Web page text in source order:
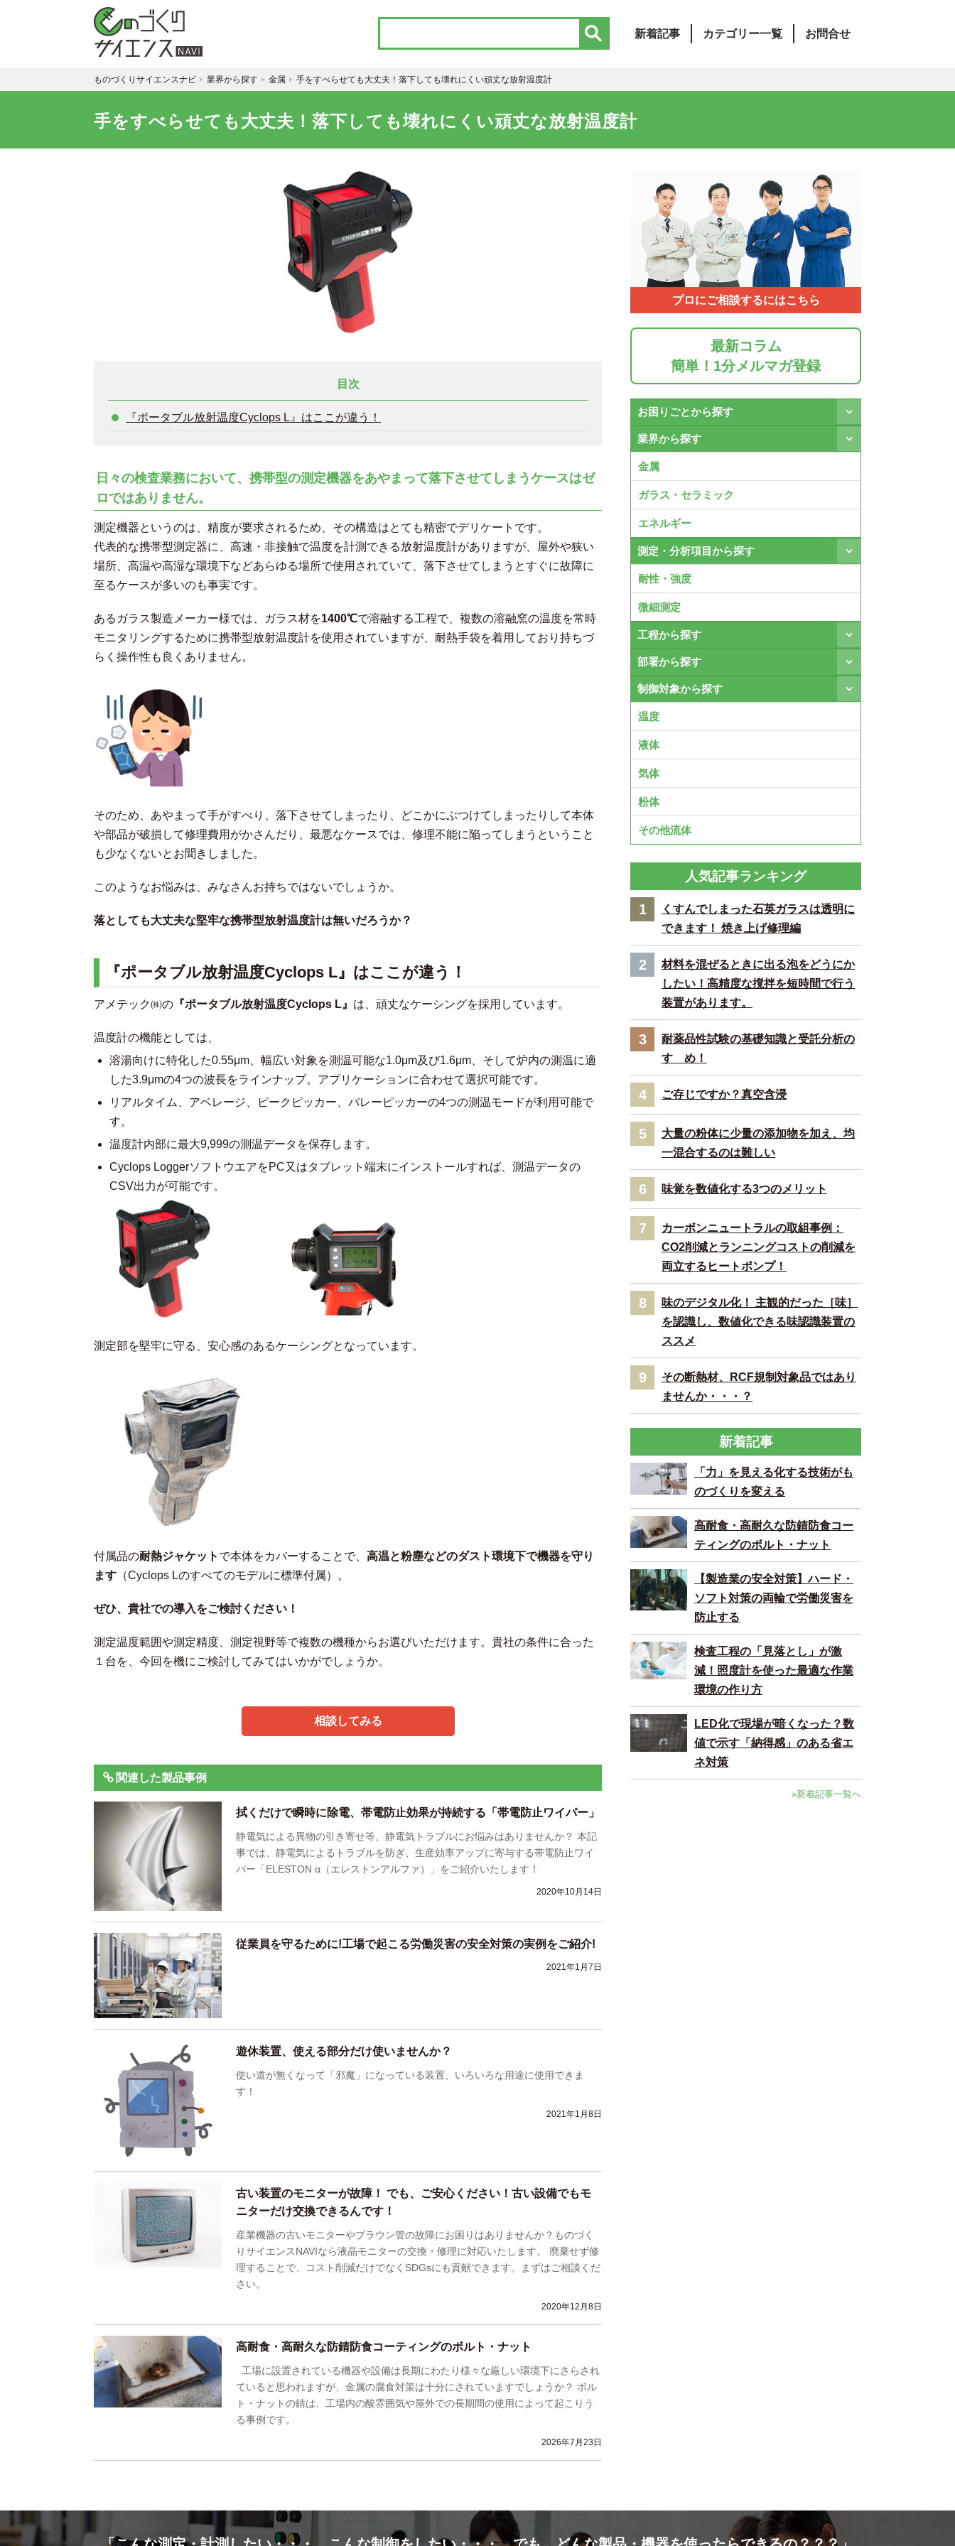
新着記事 カテゴリー一覧 お問合せ
ものづくりサイエンスナビ 業界から探す 金属 手をすべらせても大丈夫！落下しても壊れにくい頑丈な放射温度計
手をすべらせても大丈夫！落下しても壊れにくい頑丈な放射温度計
目次
『ポータブル放射温度Cyclops L』はここが違う！
日々の検査業務において、携帯型の測定機器をあやまって落下させてしまうケースはゼ
ロではありません。
測定機器というのは、精度が要求されるため、その構造はとても精密でデリケートです。
代表的な携帯型測定器に、高速・非接触で温度を計測できる放射温度計がありますが、屋外や狭い
場所、高温や高湿な環境下などあらゆる場所で使用されていて、落下させてしまうとすぐに故障に
至るケースが多いのも事実です。
あるガラス製造メーカー様では、ガラス材を1400℃で溶融する工程で、複数の溶融窯の温度を常時
モニタリングするために携帯型放射温度計を使用されていますが、耐熱手袋を着用しており持ちづ
らく操作性も良くありません。
そのため、あやまって手がすべり、落下させてしまったり、どこかにぶつけてしまったりして本体
や部品が破損して修理費用がかさんだり、最悪なケースでは、修理不能に陥ってしまうということ
も少なくないとお聞きしました。
このようなお悩みは、みなさんお持ちではないでしょうか。
落としても大丈夫な堅牢な携帯型放射温度計は無いだろうか？
『ポータブル放射温度Cyclops L』はここが違う！
アメテック㈱の 『ポータブル放射温度Cyclops L』 は、頑丈なケーシングを採用しています。
温度計の機能としては、
溶湯向けに特化した0.55μm、幅広い対象を測温可能な1.0μm及び1.6μm、そして炉内の測温に適
した3.9μmの4つの波長をラインナップ。アプリケーションに合わせて選択可能です。
リアルタイム、アベレージ、ピークピッカー、バレーピッカーの4つの測温モードが利用可能で
す。
温度計内部に最大9,999の測温データを保存します。
Cyclops LoggerソフトウエアをPC又はタブレット端末にインストールすれば、測温データの
CSV出力が可能です。
測定部を堅牢に守る、安心感のあるケーシングとなっています。
付属品の耐熱ジャケット で本体をカバーすることで、 高温と粉塵などのダスト環境下で機器を守り
ます （Cyclops Lのすべてのモデルに標準付属）。
ぜひ、貴社での導入をご検討ください！
測定温度範囲や測定精度、測定視野等で複数の機種からお選びいただけます。貴社の条件に合った
１台を、今回を機にご検討してみてはいかがでしょうか。
相談してみる
関連した製品事例
拭くだけで瞬時に除電、帯電防止効果が持続する「帯電防止ワイパー」
静電気による異物の引き寄せ等、静電気トラブルにお悩みはありませんか？ 本記
事では、静電気によるトラブルを防ぎ、生産効率アップに寄与する帯電防止ワイ
パー「ELESTON α（エレストンアルファ）」をご紹介いたします！
2020年10月14日
従業員を守るために!工場で起こる労働災害の安全対策の実例をご紹介!
2021年1月7日
遊休装置、使える部分だけ使いませんか？
使い道が無くなって「邪魔」になっている装置、いろいろな用途に使用できま
す！
2021年1月8日
古い装置のモニターが故障！ でも、ご安心ください！古い設備でもモ
ニターだけ交換できるんです！
産業機器の古いモニターやブラウン管の故障にお困りはありませんか？ものづく
りサイエンスNAVIなら液晶モニターの交換・修理に対応いたします。 廃棄せず修
理することで、コスト削減だけでなくSDGsにも貢献できます。まずはご相談くだ
さい。
2020年12月8日
高耐食・高耐久な防錆防食コーティングのボルト・ナット
工場に設置されている機器や設備は長期にわたり様々な厳しい環境下にさらされ
ていると思われますが、金属の腐食対策は十分にされていますでしょうか？ ボル
ト・ナットの錆は、工場内の酸雰囲気や屋外での長期間の使用によって起こりう
る事例です。
2026年7月23日
プロにご相談するにはこちら
最新コラム
簡単！1分メルマガ登録
お困りごとから探す
業界から探す
金属
ガラス・セラミック
エネルギー
測定・分析項目から探す
耐性・強度
微細測定
工程から探す
部署から探す
制御対象から探す
温度
液体
気体
粉体
その他流体
人気記事ランキング
1
くすんでしまった石英ガラスは透明に
できます！ 焼き上げ修理編
2
材料を混ぜるときに出る泡をどうにか
したい！高精度な撹拌を短時間で行う
装置があります。
3
耐薬品性試験の基礎知識と受託分析の
すゝめ！
4 ご存じですか？真空含浸
5
大量の粉体に少量の添加物を加え、均
一混合するのは難しい
6 味覚を数値化する3つのメリット
7
カーボンニュートラルの取組事例：
CO2削減とランニングコストの削減を
両立するヒートポンプ！
8
味のデジタル化！ 主観的だった［味］
を認識し、数値化できる味認識装置の
ススメ
9
その断熱材、RCF規制対象品ではあり
ませんか・・・？
新着記事
「力」を見える化する技術がも
のづくりを変える
高耐食・高耐久な防錆防食コー
ティングのボルト・ナット
【製造業の安全対策】ハード・
ソフト対策の両輪で労働災害を
防止する
検査工程の「見落とし」が激
減！照度計を使った最適な作業
環境の作り方
LED化で現場が暗くなった？数
値で示す「納得感」のある省エ
ネ対策
»新着記事一覧へ